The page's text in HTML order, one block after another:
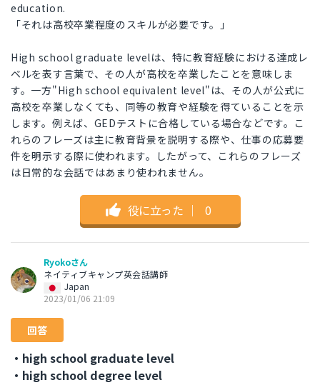
education.
「それは高校卒業程度のスキルが必要です。」
High school graduate levelは、特に教育経験における達成レ
ベルを表す言葉で、その人が高校を卒業したことを意味しま
す。一方"High school equivalent level"は、その人が公式に
高校を卒業しなくても、同等の教育や経験を得ていることを示
します。例えば、GEDテストに合格している場合などです。こ
れらのフレーズは主に教育背景を説明する際や、仕事の応募要
件を明示する際に使われます。したがって、これらのフレーズ
は日常的な会話ではあまり使われません。
役に立った ｜ 0
Ryokoさん
ネイティブキャンプ英会話講師
Japan
2023/01/06 21:09
回答
・high school graduate level
・high school degree level